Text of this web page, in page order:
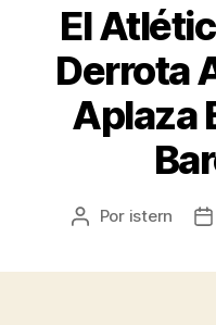
El
Derrota
Aplaza
Autor
Por istern